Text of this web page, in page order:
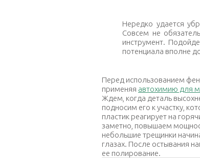
Нередко удается
Совсем не
инструмент.
потенциала вполне
Перед использованием
применяя автохимию для
Ждем, когда деталь
подносим его к участку,
пластик реагирует на
заметно, повышаем
небольшие трещинки
глазах. После остывания
ее полирование.